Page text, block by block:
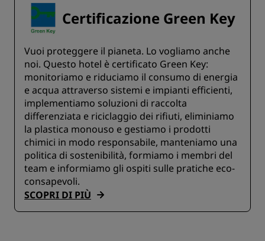
Certificazione Green Key
Vuoi proteggere il pianeta. Lo vogliamo anche
noi. Questo hotel è certificato Green Key:
monitoriamo e riduciamo il consumo di energia
e acqua attraverso sistemi e impianti efficienti,
implementiamo soluzioni di raccolta
differenziata e riciclaggio dei rifiuti, eliminiamo
la plastica monouso e gestiamo i prodotti
chimici in modo responsabile, manteniamo una
politica di sostenibilità, formiamo i membri del
team e informiamo gli ospiti sulle pratiche eco-
consapevoli.
SCOPRI DI PIÙ